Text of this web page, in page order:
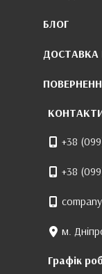
БЛОГ
ДОСТАВКА
+38
+38
м.
Графік